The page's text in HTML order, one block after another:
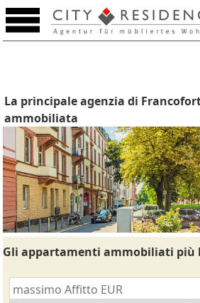
La principale agenzia di
ammobiliata
Gli appartamenti ammobiliati più